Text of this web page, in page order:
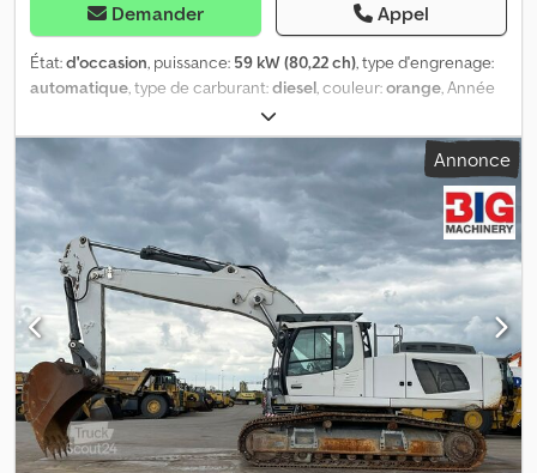
Demander Appel
État:d'occasion, puissance: 59 kW (80,22 ch), type d'engrenage:
automatique, type de carburant:diesel, couleur:orange, Année
, heures de fonctionnement:
d'options et d'accessoires = - Graissage central - Jumelage = Plus
d'informations = Commande: Roue Poids à vide: 14.500 kg Marque
moteur: Liebherr Dsdpfxoy H Rhfe Apyekr
Annonce